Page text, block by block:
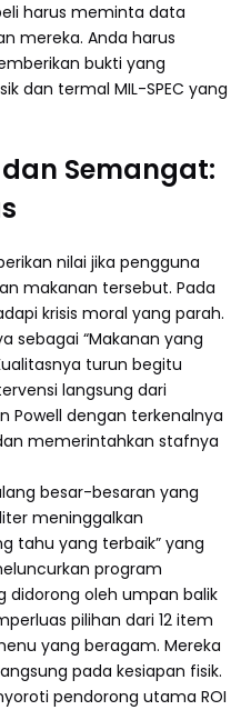
harus meminta data
mereka. Anda harus
bukti yang
dan termal MIL-SPEC yang
Semangat:
nilai jika pengguna
makanan tersebut. Pada
krisis moral yang parah.
sebagai “Makanan yang
turun begitu
langsung dari
Powell dengan terkenalnya
memerintahkan stafnya
besar-besaran yang
meninggalkan
tahu yang terbaik” yang
program
didorong oleh umpan balik
pilihan dari 12 item
yang beragam. Mereka
pada kesiapan fisik.
pendorong utama ROI